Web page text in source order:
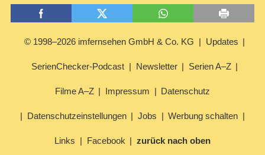
© 1998–2026 imfernsehen GmbH & Co. KG Updates
SerienChecker-Podcast Newsletter Serien A–Z
Filme A–Z Impressum Datenschutz
Datenschutzeinstellungen Jobs Werbung schalten
Links Facebook zurück nach oben